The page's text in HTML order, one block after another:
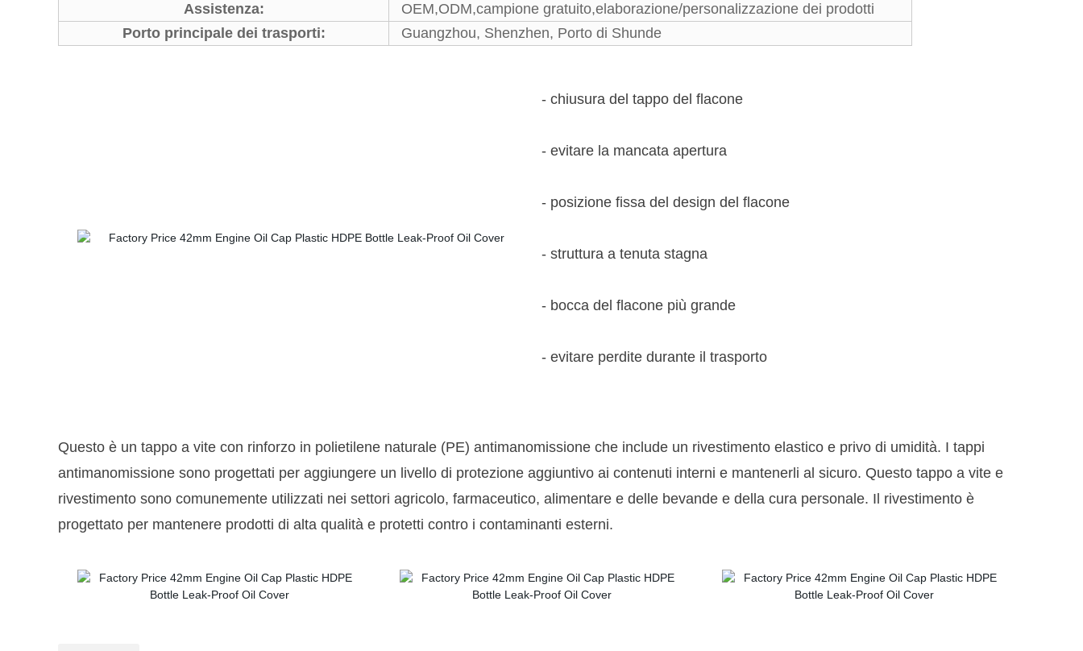
Assistenza:
OEM,ODM,campione gratuito,elaborazione/personalizzazione dei prodotti
Porto principale dei trasporti:
Guangzhou, Shenzhen, Porto di Shunde
- chiusura del tappo del flacone
- evitare la mancata apertura
- posizione fissa del design del flacone
- struttura a tenuta stagna
- bocca del flacone più grande
- evitare perdite durante il trasporto
Questo è un tappo a vite con rinforzo in polietilene naturale (PE) antimanomissione che include un rivestimento elastico e privo di umidità. I tappi
antimanomissione sono progettati per aggiungere un livello di protezione aggiuntivo ai contenuti interni e mantenerli al sicuro. Questo tappo a vite e
rivestimento sono comunemente utilizzati nei settori agricolo, farmaceutico, alimentare e delle bevande e della cura personale. Il rivestimento è
progettato per mantenere prodotti di alta qualità e protetti contro i contaminanti esterni.